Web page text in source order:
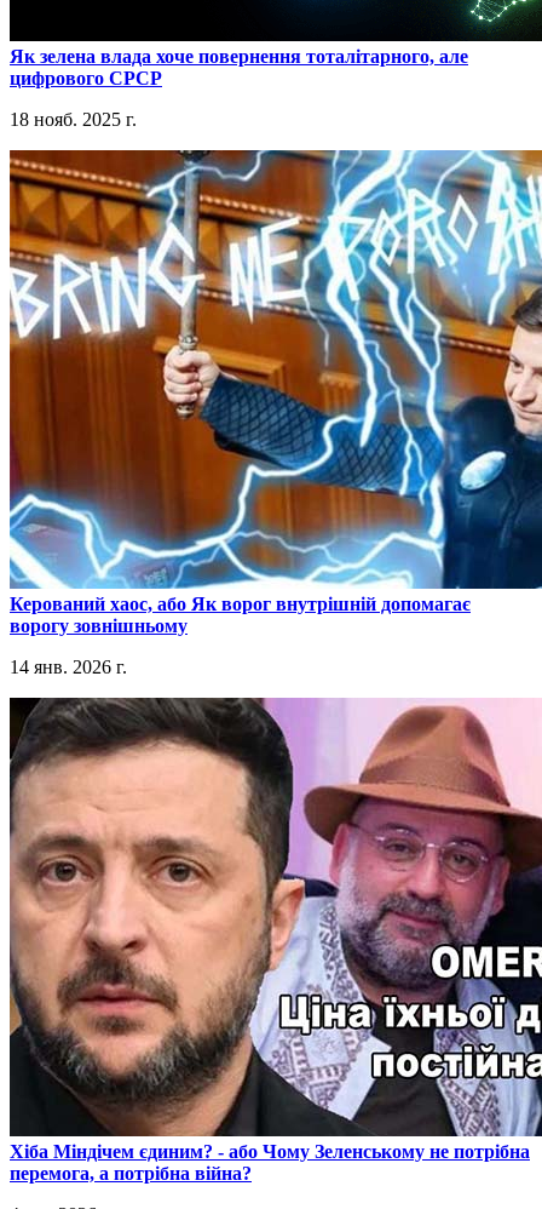
​Як зелена влада хоче повернення тоталітарного, але
цифрового СРСР
18 нояб. 2025 г.
​Керований хаос, або Як ворог внутрішній допомагає
ворогу зовнішньому
14 янв. 2026 г.
​Хіба Міндічем єдиним? - або Чому Зеленському не потрібна
перемога, а потрібна війна?